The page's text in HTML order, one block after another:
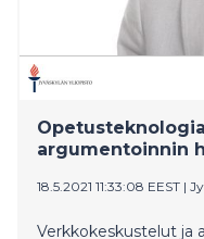
argumentoinnin
18.5.2021 11:33:08 EEST |
Verkkokeskustelut ja